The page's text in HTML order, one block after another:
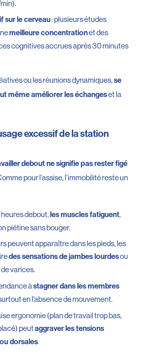
sur le cerveau: plusieurs études
meilleure concentrationet des
cognitives accrues après 30 minutes
ou les réunions dynamiques,se
même améliorer les échangeset la
excessif de la station
debout ne signifie pas rester figé
pour l’assise, l’immobilité reste un
debout,les muscles fatiguent,
piétine sans bouger.
peuvent apparaître dans les pieds, les
des sensations de jambes lourdesou
varices.
àstagner dans les membres
en l’absence de mouvement.
ergonomie (plan de travail trop bas,
peutaggraver les tensions
dorsales.